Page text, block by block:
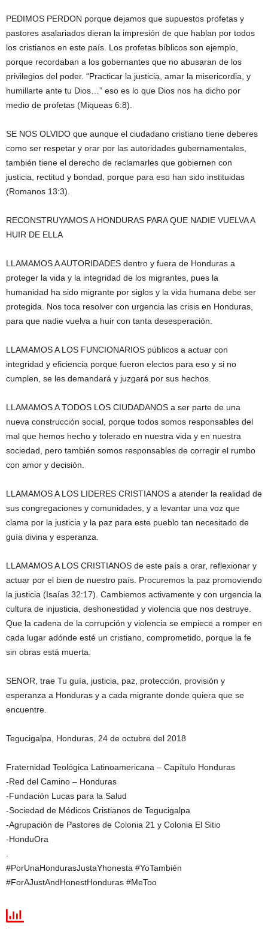
PEDIMOS PERDON porque dejamos que supuestos profetas y
pastores asalariados dieran la impresión de que hablan por todos
los cristianos en este país. Los profetas bíblicos son ejemplo,
porque recordaban a los gobernantes que no abusaran de los
privilegios del poder. “Practicar la justicia, amar la misericordia, y
humillarte ante tu Dios…” eso es lo que Dios nos ha dicho por
medio de profetas (Miqueas 6:8).
SE NOS OLVIDO que aunque el ciudadano cristiano tiene deberes
como ser respetar y orar por las autoridades gubernamentales,
también tiene el derecho de reclamarles que gobiernen con
justicia, rectitud y bondad, porque para eso han sido instituidas
(Romanos 13:3).
RECONSTRUYAMOS A HONDURAS PARA QUE NADIE VUELVA A
HUIR DE ELLA
LLAMAMOS A AUTORIDADES dentro y fuera de Honduras a
proteger la vida y la integridad de los migrantes, pues la
humanidad ha sido migrante por siglos y la vida humana debe ser
protegida. Nos toca resolver con urgencia las crisis en Honduras,
para que nadie vuelva a huir con tanta desesperación.
LLAMAMOS A LOS FUNCIONARIOS públicos a actuar con
integridad y eficiencia porque fueron electos para eso y si no
cumplen, se les demandará y juzgará por sus hechos.
LLAMAMOS A TODOS LOS CIUDADANOS a ser parte de una
nueva construcción social, porque todos somos responsables del
mal que hemos hecho y tolerado en nuestra vida y en nuestra
sociedad, pero también somos responsables de corregir el rumbo
con amor y decisión.
LLAMAMOS A LOS LIDERES CRISTIANOS a atender la realidad de
sus congregaciones y comunidades, y a levantar una voz que
clama por la justicia y la paz para este pueblo tan necesitado de
guía divina y esperanza.
LLAMAMOS A LOS CRISTIANOS de este país a orar, reflexionar y
actuar por el bien de nuestro país. Procuremos la paz promoviendo
la justicia (Isaías 32:17). Cambiemos activamente y con urgencia la
cultura de injusticia, deshonestidad y violencia que nos destruye.
Que la cadena de la corrupción y violencia se empiece a romper en
cada lugar adónde esté un cristiano, comprometido, porque la fe
sin obras está muerta.
SENOR, trae Tu guía, justicia, paz, protección, provisión y
esperanza a Honduras y a cada migrante donde quiera que se
encuentre.
Tegucigalpa, Honduras, 24 de octubre del 2018
Fraternidad Teológica Latinoamericana – Capítulo Honduras
-Red del Camino – Honduras
-Fundación Lucas para la Salud
-Sociedad de Médicos Cristianos de Tegucigalpa
-Agrupación de Pastores de Colonia 21 y Colonia El Sitio
-HonduOra
#PorUnaHondurasJustaYhonesta #YoTambién
#ForAJustAndHonestHonduras #MeToo